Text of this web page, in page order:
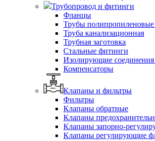
Трубопровод и фитинги
Фланцы
Трубы
Труба канализационная
Трубная заготовка
Стальные фитинги
Изолирующие
Компенсаторы
Клапаны и фильтры
Фильтры
Клапаны обратные
Клапаны
Клапаны запорно-
Клапаны регулирующие